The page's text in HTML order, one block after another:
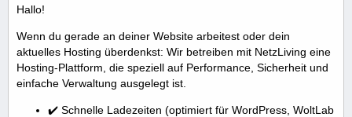
Hallo!
Wenn du gerade an deiner Website arbeitest oder dein
aktuelles Hosting überdenkst: Wir betreiben mit NetzLiving eine
Hosting-Plattform, die speziell auf Performance, Sicherheit und
einfache Verwaltung ausgelegt ist.
✔️ Schnelle Ladezeiten (optimiert für WordPress, WoltLab